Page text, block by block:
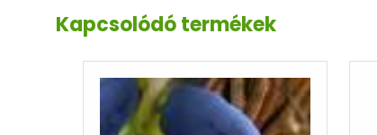
Kapcsolódó termékek